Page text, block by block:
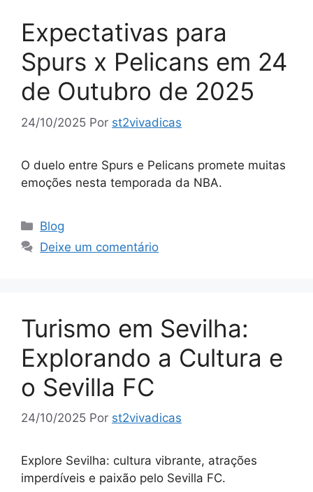
Expectativas para
Spurs x Pelicans em 24
de Outubro de 2025
24/10/2025 Por st2vivadicas
O duelo entre Spurs e Pelicans promete muitas
emoções nesta temporada da NBA.
Categorias
Blog
Deixe um comentário
Turismo em Sevilha:
Explorando a Cultura e
o Sevilla FC
24/10/2025 Por st2vivadicas
Explore Sevilha: cultura vibrante, atrações
imperdíveis e paixão pelo Sevilla FC.